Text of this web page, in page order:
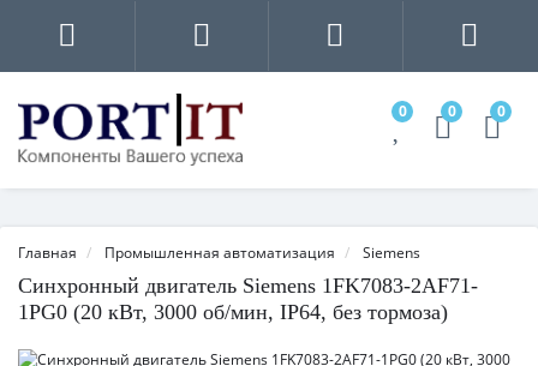
0 0 0
Главная Промышленная автоматизация Siemens
Синхронный двигатель Siemens 1FK7083-2AF71-
1PG0 (20 кВт, 3000 об/мин, IP64, без тормоза)